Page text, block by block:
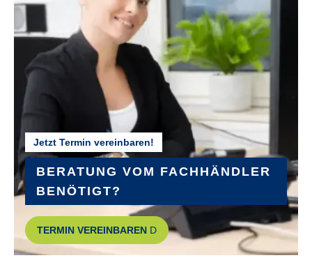
GABEL :
SR Suntour NCX-32-E Air LO CTS
GEPÄCKTRÄGER :
MonkeyLoad Systemgepäckträger
GEWICHT :
28,85 kg
GRIFFE :
Ergon GP10-L/ GC10
Jetzt Termin vereinbaren!
BERATUNG VOM FACHHÄNDLER
BENÖTIGT?
TERMIN VEREINBAREN